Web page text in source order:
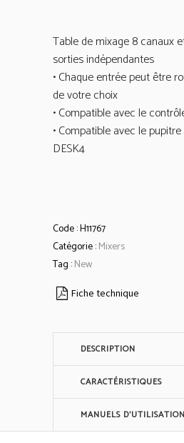
Table de mixage 8 canaux
sorties indépendantes
• Chaque entrée peut être
de votre choix
• Compatible avec le
• Compatible avec le
DESK4
Code :H11767
Catégorie :Mixers
Tag :New
Fiche technique
DESCRIPTION
CARACTÉRISTIQUES
MANUELS D'UTILISATION